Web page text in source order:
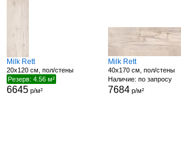
Milk Rett
20x120 см, пол/стены
Резерв: 4.56 м²
6645р/м²
Milk Rett
40x170 см, пол/стены
Наличие: по запросу
7684р/м²